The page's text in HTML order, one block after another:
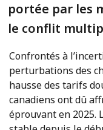
portée par les
le conflit
Confrontés à
perturbations des
hausse des tarifs
canadiens ont dû
éprouvant en